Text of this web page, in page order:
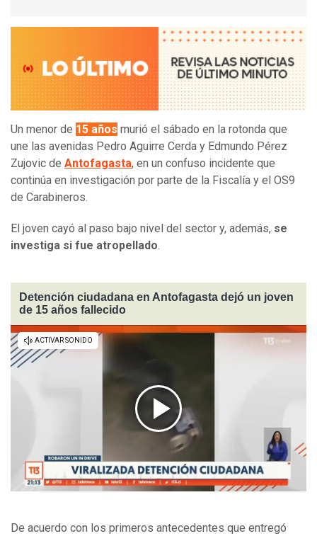
Un menor de 15 años murió el sábado en la rotonda que
une las avenidas Pedro Aguirre Cerda y Edmundo Pérez
Zujovic de Antofagasta, en un confuso incidente que
continúa en investigación por parte de la Fiscalía y el OS9
de Carabineros.
El joven cayó al paso bajo nivel del sector y, además, se
investiga si fue atropellado.
Detención ciudadana en Antofagasta dejó un joven
de 15 años fallecido
De acuerdo con los primeros antecedentes que entregó